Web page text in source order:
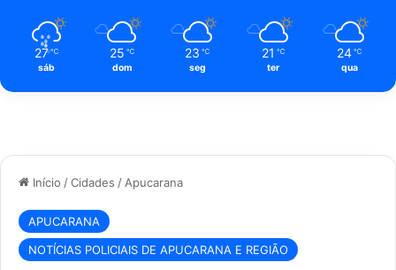
Início /Cidades / Apucarana
APUCARANA
NOTÍCIAS POLICIAIS DE APUCARANA E REGIÃO
27 ℃
sáb
25 ℃
dom
23 ℃
seg
21 ℃
ter
24 ℃
qua